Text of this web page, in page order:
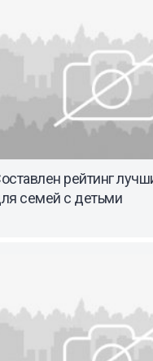
рейтинг
семей с детьми